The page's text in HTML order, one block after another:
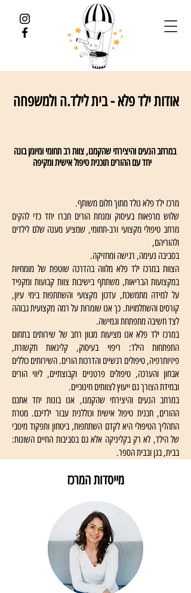
אודות ילד פלא - בית לילד.ה ולמשפחה
במרחב הנעים והיצירתי שהקמנו, צוות רב תחומי ומיומן בונה
מרכז ילד פלא נולד מתוך חלום משותף.
שלוש מרפאות בעיסוק ומנחת הורים חברו יחד כדי להקים
מרחב טיפולי מקצועי ורב-תחומי, שמציע מענה שלם לילדים
ולהוריהם,
בסביבה נעימה, רגישה ומחזיקה.
הצוות במרכז ילד פלא מלווה בהדרכה שוטפת של מומחיות
במקצועות הבריאות, משתתף בישיבות צוות קבועות ומקפיד
על למידה מתמשכת, עדכון מקצועי והשתתפות בימי עיון,
קורסים והשתלמויות. כך אנו שומרות על רמה מקצועית גבוהה
לצד חשיבה מתפתחת וגמישה.
במרכז ילד פלא אנו מציעות מגוון רחב של שירותים בתחום
התפתחות הילד: ריפוי בעיסוק, קלינאות תקשורת,
פיזיותרפיה, טיפולים רגשיים והדרכות הורים. השירותים כוללים
אבחון והערכה, טיפולים פרטניים וקבוצתיים, ליווי הורים
ובמידת הצורך גם ייעוץ לצוותים חינוכיים.
במרחב הנעים והיצירתי שהקמנו, אנו בונות יחד אתכם
ההורים, תכנית טיפול אישית וכוללנית עבור ילדיכם. מטרת
התהליך הטיפולי היא לקדם השתתפות, ביטחון ותפקוד מיטבי
של הילד, לא רק בקליניקה אלא גם בסביבות החיים השונות:
בבית, בגן ובבית הספר.
מייסדות המרכז